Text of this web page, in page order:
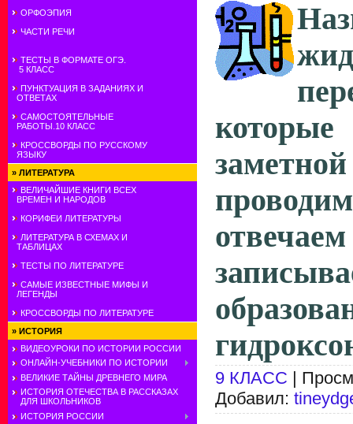
ОРФОЭПИЯ
ЧАСТИ РЕЧИ
ТЕСТЫ В ФОРМАТЕ ОГЭ.
5 КЛАСС
ПУНКТУАЦИЯ В ЗАДАНИЯХ И
ОТВЕТАХ
САМОСТОЯТЕЛЬНЫЕ
РАБОТЫ.10 КЛАСС
КРОССВОРДЫ ПО РУССКОМУ
ЯЗЫКУ
» ЛИТЕРАТУРА
ВЕЛИЧАЙШИЕ КНИГИ ВСЕХ
ВРЕМЕН И НАРОДОВ
КОРИФЕИ ЛИТЕРАТУРЫ
ЛИТЕРАТУРА В СХЕМАХ И
ТАБЛИЦАХ
ТЕСТЫ ПО ЛИТЕРАТУРЕ
САМЫЕ ИЗВЕСТНЫЕ МИФЫ И
ЛЕГЕНДЫ
КРОССВОРДЫ ПО ЛИТЕРАТУРЕ
» ИСТОРИЯ
ВИДЕОУРОКИ ПО ИСТОРИИ РОССИИ
ОНЛАЙН-УЧЕБНИКИ ПО ИСТОРИИ
ВЕЛИКИЕ ТАЙНЫ ДРЕВНЕГО МИРА
ИСТОРИЯ ОТЕЧЕСТВА В РАССКАЗАХ
ДЛЯ ШКОЛЬНИКОВ
ИСТОРИЯ РОССИИ
9 КЛАСС |
Добавил: